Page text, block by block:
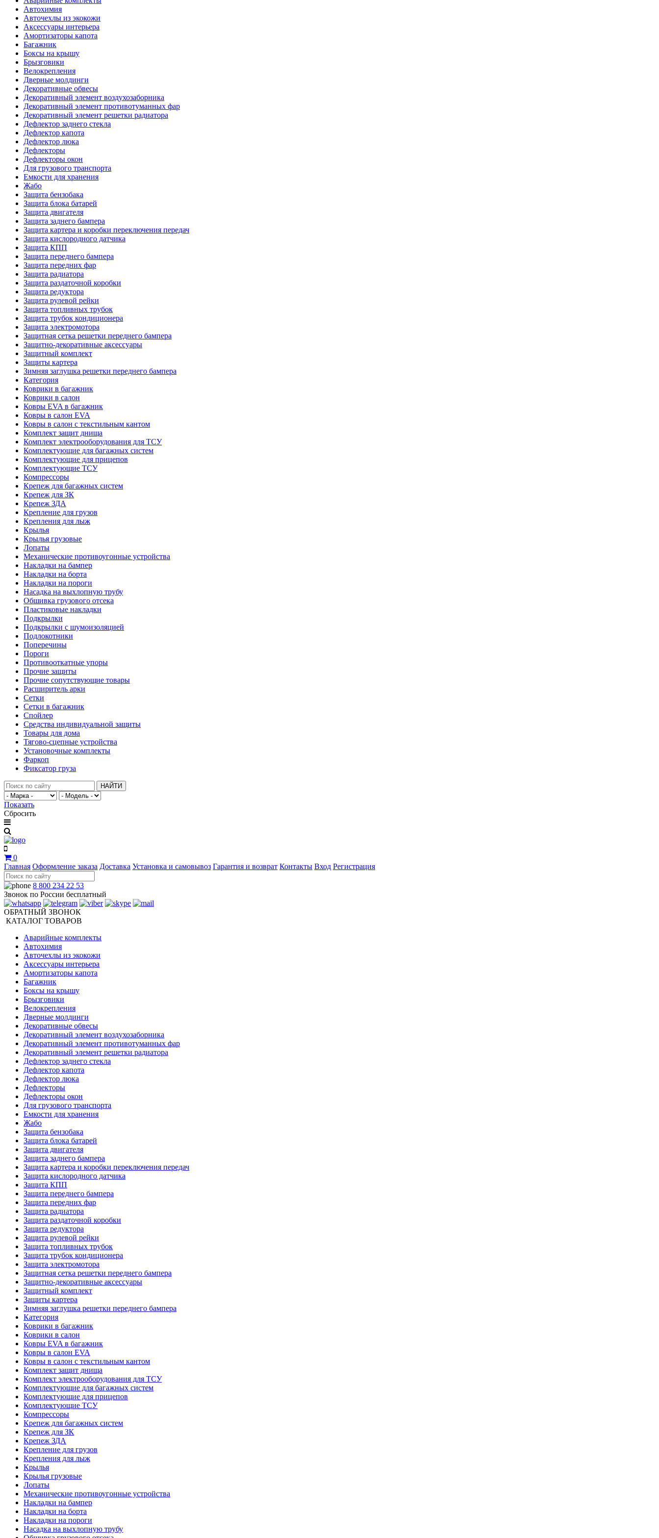
Автохимия
Авточехлы из экокожи
Аксессуары интерьера
Амортизаторы капота
Багажник
Боксы на крышу
Брызговики
Велокрепления
Дверные молдинги
Декоративные обвесы
Декоративный элемент воздухозаборника
Декоративный элемент противотуманных фар
Декоративный элемент решетки радиатора
Дефлектор заднего стекла
Дефлектор капота
Дефлектор люка
Дефлекторы
Дефлекторы окон
Для грузового транспорта
Емкости для хранения
Жабо
Защита бензобака
Защита блока батарей
Защита двигателя
Защита заднего бампера
Защита картера и коробки переключения передач
Защита кислородного датчика
Защита КПП
Защита переднего бампера
Защита передних фар
Защита радиатора
Защита раздаточной коробки
Защита редуктора
Защита рулевой рейки
Защита топливных трубок
Защита трубок кондиционера
Защита электромотора
Защитная сетка решетки переднего бампера
Защитно-декоративные аксессуары
Защитный комплект
Защиты картера
Зимняя заглушка решетки переднего бампера
Категория
Коврики в багажник
Коврики в салон
Ковры EVA в багажник
Ковры в салон EVA
Ковры в салон с текстильным кантом
Комплект защит днища
Комплект электрооборудования для ТСУ
Комплектующие для багажных систем
Комплектующие для прицепов
Комплектующие ТСУ
Компрессоры
Крепеж для багажных систем
Крепеж для ЗК
Крепеж ЗДА
Крепление для грузов
Крепления для лыж
Крылья
Крылья грузовые
Лопаты
Механические противоугонные устройства
Накладки на бампер
Накладки на борта
Накладки на пороги
Насадка на выхлопную трубу
Обшивка грузового отсека
Пластиковые накладки
Подкрылки
Подкрылки с шумоизоляцией
Подлокотники
Поперечины
Пороги
Противооткатные упоры
Прочие защиты
Прочие сопутствующие товары
Расширитель арки
Сетки
Сетки в багажник
Спойлер
Средства индивидуальной защиты
Товары для дома
Тягово-сцепные устройства
Установочные комплекты
Фаркоп
Фиксатор груза
НАЙТИ
Показать
Сбросить
0
Главная Оформление заказа Доставка Установка и самовывоз Гарантия и возврат Контакты Вход Регистрация
8 800 234 22 53
Звонок по России бесплатный
ОБРАТНЫЙ ЗВОНОК
КАТАЛОГ ТОВАРОВ
Аварийные комплекты
Автохимия
Авточехлы из экокожи
Аксессуары интерьера
Амортизаторы капота
Багажник
Боксы на крышу
Брызговики
Велокрепления
Дверные молдинги
Декоративные обвесы
Декоративный элемент воздухозаборника
Декоративный элемент противотуманных фар
Декоративный элемент решетки радиатора
Дефлектор заднего стекла
Дефлектор капота
Дефлектор люка
Дефлекторы
Дефлекторы окон
Для грузового транспорта
Емкости для хранения
Жабо
Защита бензобака
Защита блока батарей
Защита двигателя
Защита заднего бампера
Защита картера и коробки переключения передач
Защита кислородного датчика
Защита КПП
Защита переднего бампера
Защита передних фар
Защита радиатора
Защита раздаточной коробки
Защита редуктора
Защита рулевой рейки
Защита топливных трубок
Защита трубок кондиционера
Защита электромотора
Защитная сетка решетки переднего бампера
Защитно-декоративные аксессуары
Защитный комплект
Защиты картера
Зимняя заглушка решетки переднего бампера
Категория
Коврики в багажник
Коврики в салон
Ковры EVA в багажник
Ковры в салон EVA
Ковры в салон с текстильным кантом
Комплект защит днища
Комплект электрооборудования для ТСУ
Комплектующие для багажных систем
Комплектующие для прицепов
Комплектующие ТСУ
Компрессоры
Крепеж для багажных систем
Крепеж для ЗК
Крепеж ЗДА
Крепление для грузов
Крепления для лыж
Крылья
Крылья грузовые
Лопаты
Механические противоугонные устройства
Накладки на бампер
Накладки на борта
Накладки на пороги
Насадка на выхлопную трубу